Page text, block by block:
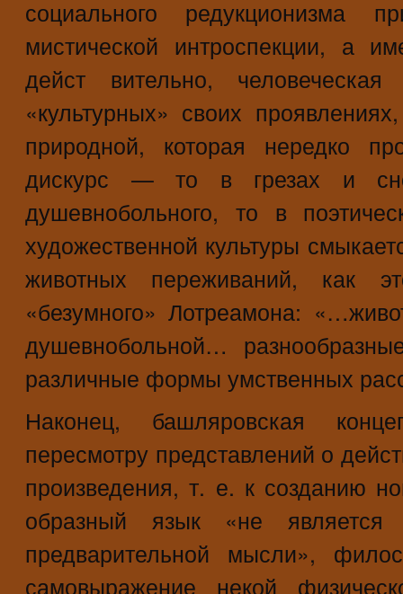
социального редукционизма
мистической интроспекции, а
дейст вительно,
«культурных» своих
природной, которая нередко
дискурс — то в грезах и
душевнобольного, то в
художественной культуры
животных переживаний, как
«безумного» Лотреамона:
душевнобольной…
различные формы умственных
Наконец, башляровская
пересмотру представлений о
произведения, т. е. к созданию
образный язык «не является
предварительной мысли»,
самовыражение некой